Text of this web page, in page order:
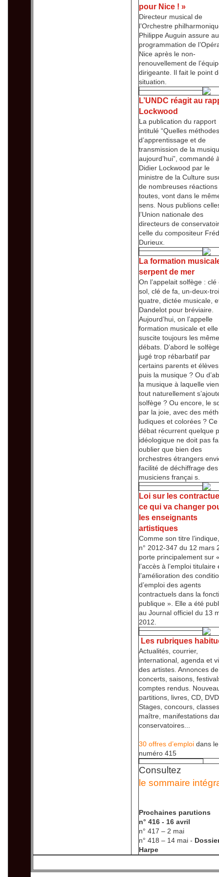
pour Nice ! »
Directeur musical de
l’Orchestre
Philippe Auguin assure
programmation de
Nice après le non-
renouvellement de
dirigeante. Il fait le point
situation.
L’UNDC réagit au
Lockwood
La publication du rapport
intitulé “Quelles méthodes
d’apprentissage et de
transmission de la
aujourd’hui”, commandé
Didier Lockwood par le
ministre de la Culture
de nombreuses réactions
toutes, vont dans le
sens. Nous publions
l’Union nationale des
directeurs de
celle du compositeur
Durieux.
La formation
serpent de mer
On l’appelait solfège : clé
sol, clé de fa, un-deux-
quatre, dictée musicale,
Dandelot pour bréviaire.
Aujourd’hui, on l’appelle
formation musicale et elle
suscite toujours les
débats. D’abord le
jugé trop rébarbatif par
certains parents et
puis la musique ? Ou
la musique à laquelle
tout naturellement
solfège ? Ou encore, le
par la joie, avec des
ludiques et colorées ? Ce
débat récurrent quelque
idéologique ne doit pas
oublier que bien des
orchestres étrangers
facilité de déchiffrage des
musiciens françai s.
Loi sur les
ce qui va changer
les enseignants
artistiques
Comme son titre
n° 2012-347 du 12 mars
porte principalement sur
l’accès à l’emploi titulaire
l’amélioration des
d’emploi des agents
contractuels dans la
publique ». Elle a été
au Journal officiel du 13
2012.
Les rubriques
Actualités, courrier,
international, agenda et
des artistes. Annonces de
concerts, saisons,
comptes rendus.
partitions, livres, CD,
Stages, concours,
maître, manifestations
conservatoires...
30 offres d’emploi dans le
numéro 415
Consultez
le sommaire
Prochaines parutions
n° 416 - 16 avril
n° 417 – 2 mai
n° 418 – 14 mai -
Harpe